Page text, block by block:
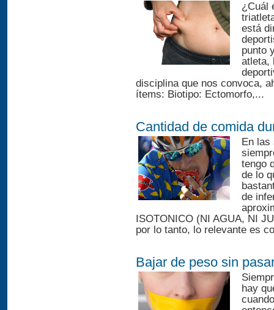
¿Cuál
está
punto
atleta,
disciplina que nos convoca,
ítems: Biotipo: Ectomorfo,...
Cantidad de comida
En las
tengo
de lo
de
ISOTONICO (NI AGUA, NI
por lo tanto, lo relevante es
Bajar de peso sin
hay